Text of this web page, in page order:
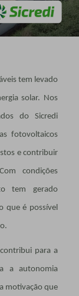
tem levado
solar. Nos
do Sicredi
fotovoltaicos
e contribuir
condições
tem gerado
que é possível
para a
a autonomia
motivação que